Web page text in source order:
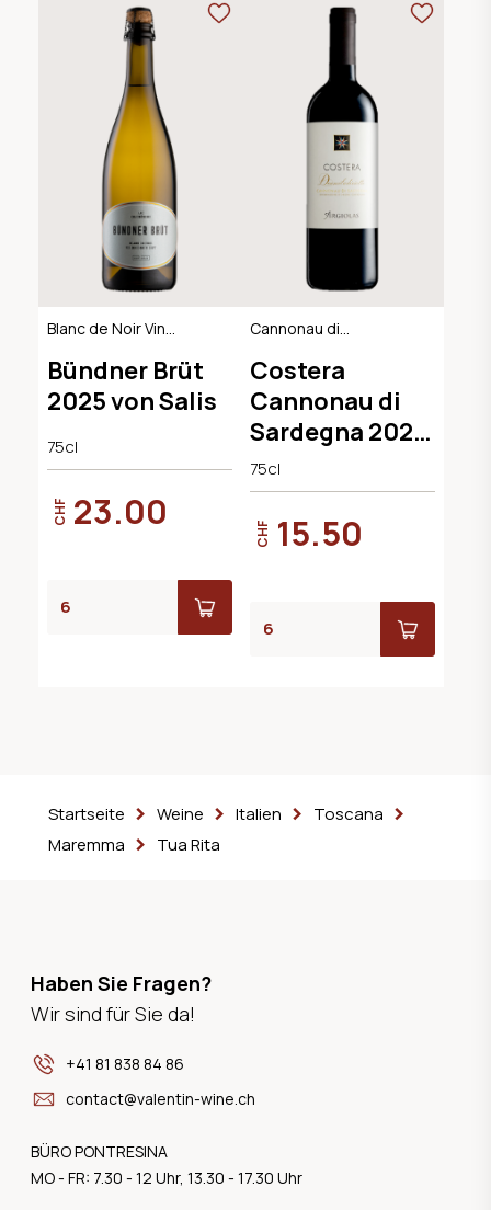
Blanc de Noir Vin
Graubünden
Bündner Brüt
2025 von Salis
75cl
CHF 23.00
Cannonau di
Costera
Cannonau di
Sardegna 2022
Cantina
Argiolas
75cl
CHF 15.50
Startseite Weine Italien
Toscana
Maremma
Tua Rita
Haben Sie Fragen?
Wir sind für Sie da!
+41 81 838 84 86
contact@valentin-wine.ch
BÜRO PONTRESINA
MO - FR: 7.30 - 12 Uhr, 13.30 - 17.30 Uhr